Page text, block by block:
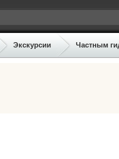
Экскурсии Частным